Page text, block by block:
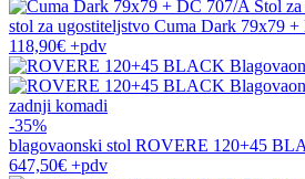
stol za ugostiteljstvo Cuma Dark 79x79 +
118,90€ +pdv
zadnji komadi
-35%
blagovaonski stol ROVERE 120+45
647,50€ +pdv